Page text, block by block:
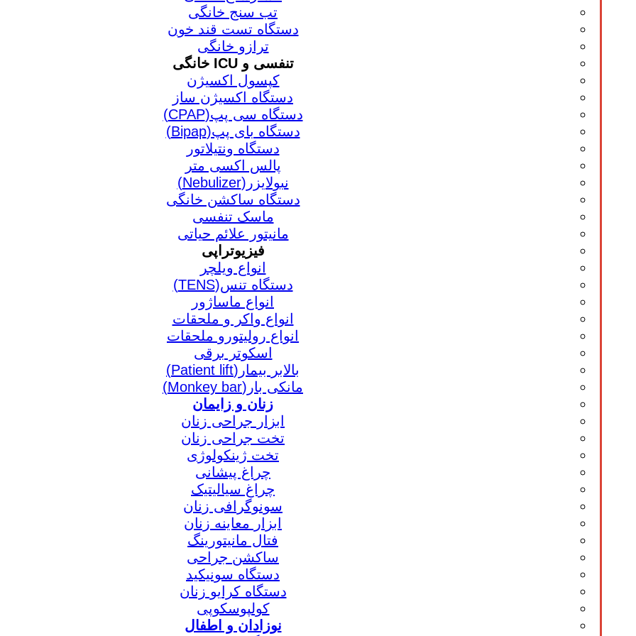
تب سنج خانگی
دستگاه تست قند خون
ترازو خانگی
تنفسی و ICU خانگی
کپسول اکسیژن
دستگاه اکسیژن ساز
دستگاه سی پپ(CPAP)
دستگاه بای پپ(Bipap)
دستگاه ونتیلاتور
پالس اکسی متر
نبولایزر(Nebulizer)
دستگاه ساکشن خانگی
ماسک تنفسی
مانیتور علائم حیاتی
فیزیوتراپی
انواع ویلچر
دستگاه تنس(TENS)
انواع ماساژور
انواع واکر و ملحقات
انواع رولیتورو ملحقات
اسکوتر برقی
بالابر بیمار(Patient lift)
مانکی بار(Monkey bar)
زنان و زایمان
ابزار جراحی زنان
تخت جراحی زنان
تخت ژینکولوژی
چراغ پیشانی
چراغ سیالیتیک
سونوگرافی زنان
ابزار معاینه زنان
فتال مانیتورینگ
ساکشن جراحی
دستگاه سونیکید
دستگاه کرایو زنان
کولپوسکوپی
نوزادان و اطفال